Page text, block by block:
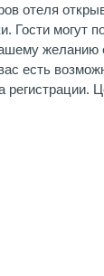
отеля
Гости могут
желанию
есть